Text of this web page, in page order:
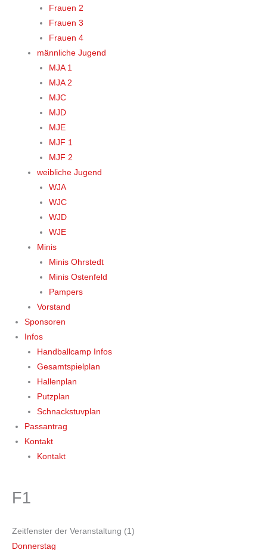
Frauen 2
Frauen 3
Frauen 4
männliche Jugend
MJA 1
MJA 2
MJC
MJD
MJE
MJF 1
MJF 2
weibliche Jugend
WJA
WJC
WJD
WJE
Minis
Minis Ohrstedt
Minis Ostenfeld
Pampers
Vorstand
Sponsoren
Infos
Handballcamp Infos
Gesamtspielplan
Hallenplan
Putzplan
Schnackstuvplan
Passantrag
Kontakt
Kontakt
F1
Zeitfenster der Veranstaltung (1)
Donnerstag